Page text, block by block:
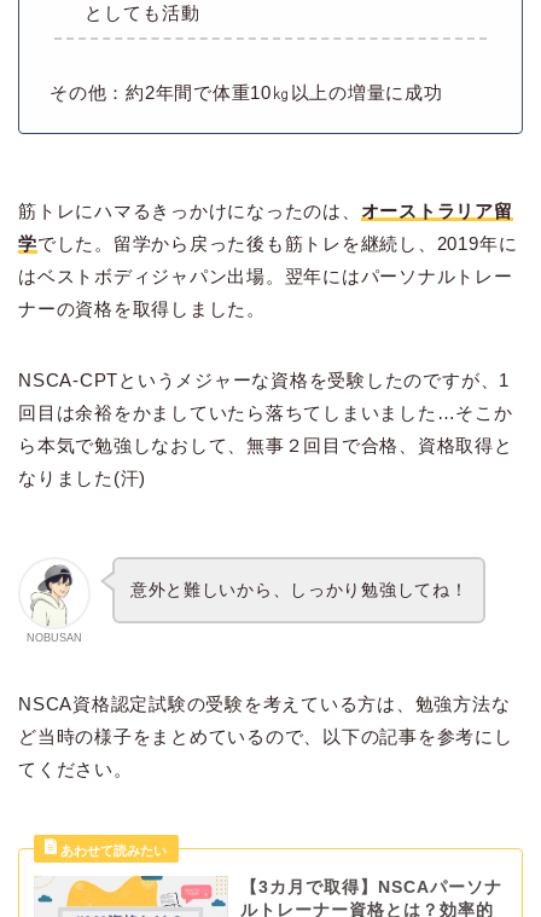
としても活動
その他：約2年間で体重10㎏以上の増量に成功
筋トレにハマるきっかけになったのは、 オーストラリア留
学でした。留学から戻った後も筋トレを継続し、2019年に
はベストボディジャパン出場。翌年にはパーソナルトレー
ナーの資格を取得しました。
NSCA-CPTというメジャーな資格を受験したのですが、1
回目は余裕をかましていたら落ちてしまいました…そこか
ら本気で勉強しなおして、無事２回目で合格、資格取得と
なりました(汗)
NOBUSAN
意外と難しいから、しっかり勉強してね！
NSCA資格認定試験の受験を考えている方は、勉強方法な
ど当時の様子をまとめているので、以下の記事を参考にし
てください。
【3カ月で取得】NSCAパーソナ
ルトレーナー資格とは？効率的